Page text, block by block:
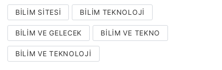
BILIM SITESI BILIM TEKNOLOJI
BILIM VE GELECEK BILIM VE TEKNO
BILIM VE TEKNOLOJI